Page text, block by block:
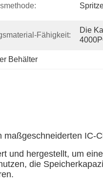
Fähigkeit:
Die
Behälter
IC-
und hergestellt, um
die